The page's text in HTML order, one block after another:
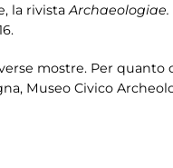
la rivistaArchaeologiae.
mostre. Per quanto
Museo Civico